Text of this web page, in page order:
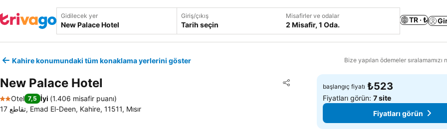
Gidilecek yer Giriş/çıkış
Tarih seçin
Misafirler ve odalar
2 Misafir, 1 Oda.
TR · ₺
Kahire konumundaki tüm konaklama yerlerini göster Bize yapılan ödemeler sıralamamızı
New Palace Hotel Paylaş
Favorilerime ekle
2 Yıldız
Otel 7,5 İyi (1.406 misafir puanı)
17 تقاطع, Emad El-Deen, Kahire, 11511, Mısır
başlangıç fiyatı ₺523
Fiyatları görün:7 site
Fiyatları görün